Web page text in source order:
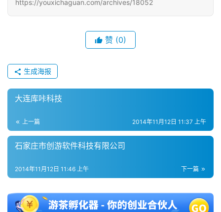
休
游
2
十
三
https://youxichaguan.com/archives/18052
赞 (0)
生成海报
大连库咔科技
上一篇 2014年11月12日 11:37 上午
石家庄市创游软件科技有限公司
下一篇
2014年11月12日 11:46 上午